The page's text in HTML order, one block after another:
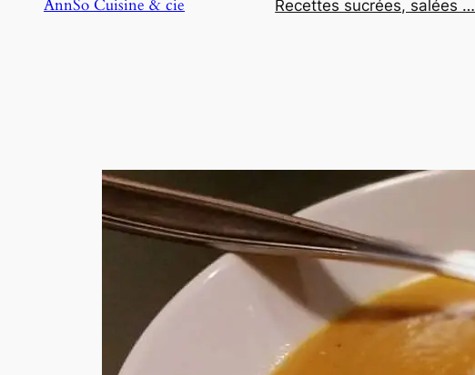
AnnSo Cuisine & cie Recettes sucrées, salées …